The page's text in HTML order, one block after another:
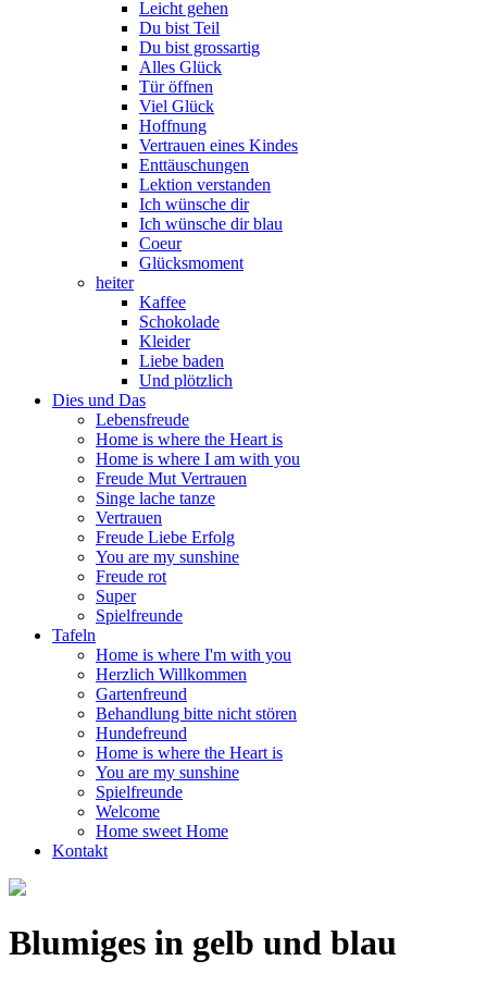
Leicht gehen
Du bist Teil
Du bist grossartig
Alles Glück
Tür öffnen
Viel Glück
Hoffnung
Vertrauen eines Kindes
Enttäuschungen
Lektion verstanden
Ich wünsche dir
Ich wünsche dir blau
Coeur
Glücksmoment
heiter
Kaffee
Schokolade
Kleider
Liebe baden
Und plötzlich
Dies und Das
Lebensfreude
Home is where the Heart is
Home is where I am with you
Freude Mut Vertrauen
Singe lache tanze
Vertrauen
Freude Liebe Erfolg
You are my sunshine
Freude rot
Super
Spielfreunde
Tafeln
Home is where I'm with you
Herzlich Willkommen
Gartenfreund
Behandlung bitte nicht stören
Hundefreund
Home is where the Heart is
You are my sunshine
Spielfreunde
Welcome
Home sweet Home
Kontakt
Blumiges in gelb und blau